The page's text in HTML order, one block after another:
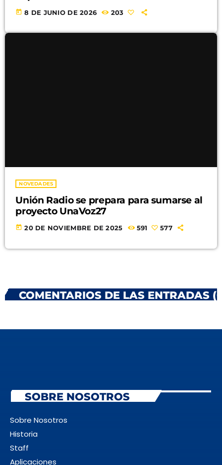
today 8 DE JUNIO DE 2026 203
NOVEDADES
Unión Radio se prepara para sumarse al
proyecto UnaVoz27
today 20 DE NOVIEMBRE DE 2025 591 577
COMENTARIOS DE LAS ENTRADAS
SOBRE NOSOTROS
Sobre Nosotros
Historia
Staff
Aplicaciones